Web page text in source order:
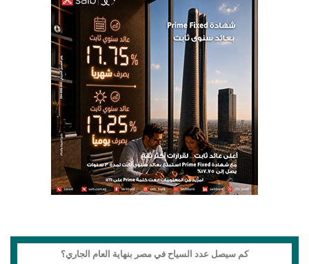
كم سيصل عدد السياح في مصر بنهاية العام الجاري؟